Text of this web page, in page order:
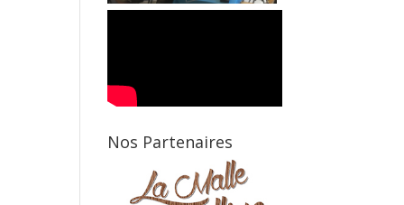
Nos Partenaires